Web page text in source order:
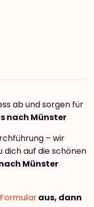
ab und sorgen für
nach Münster
– wir
dich auf die schönen
Münster
aus, dann